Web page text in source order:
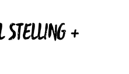
STELLING +